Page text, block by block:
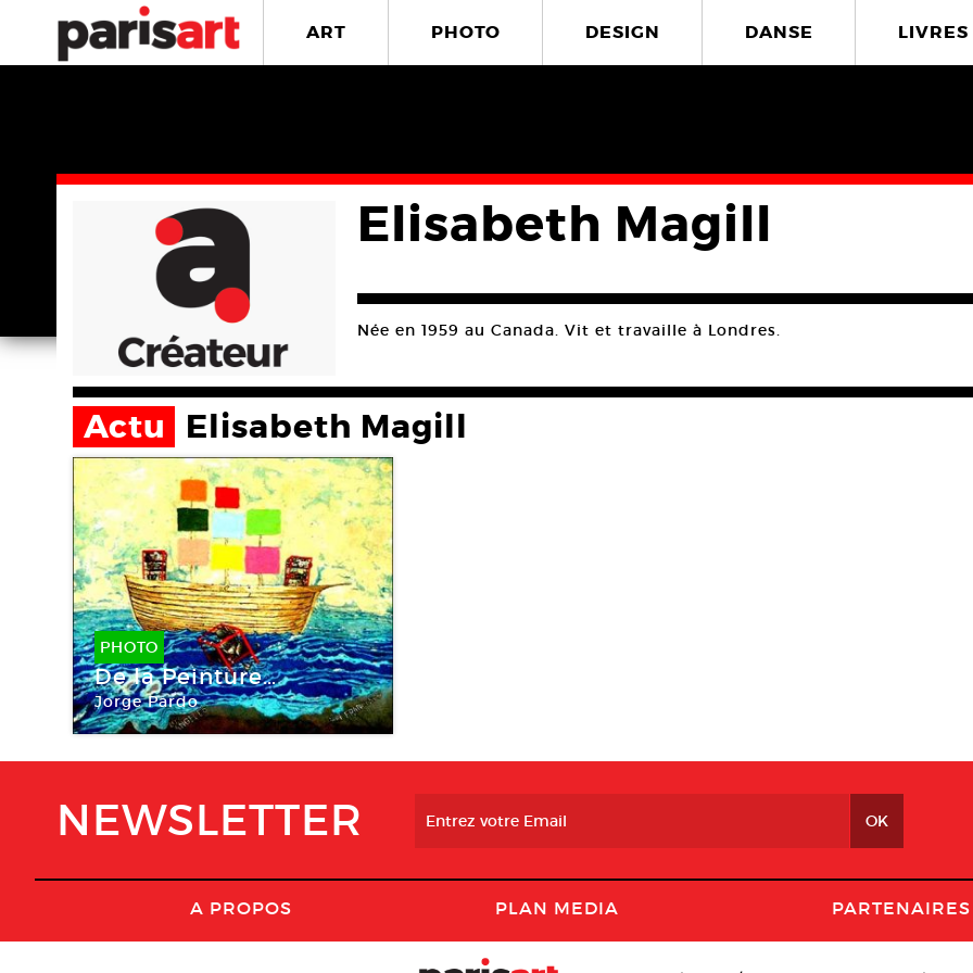
ART PHOTO DESIGN DANSE LIVRES
Elisabeth Magill
Née en 1959 au Canada. Vit et travaille à Londres.
Actu Elisabeth Magill
PHOTO
De la Peinture…
Jorge Pardo
NEWSLETTER
A PROPOS PLAN MEDIA PARTENAIRES